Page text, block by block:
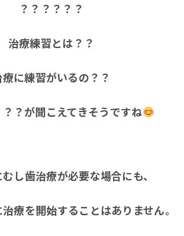
？？？？？？
治療練習とは？？
に練習がいるの？？
？が聞こえてきそうですね
し歯治療が必要な場合にも、
療を開始することはありません。